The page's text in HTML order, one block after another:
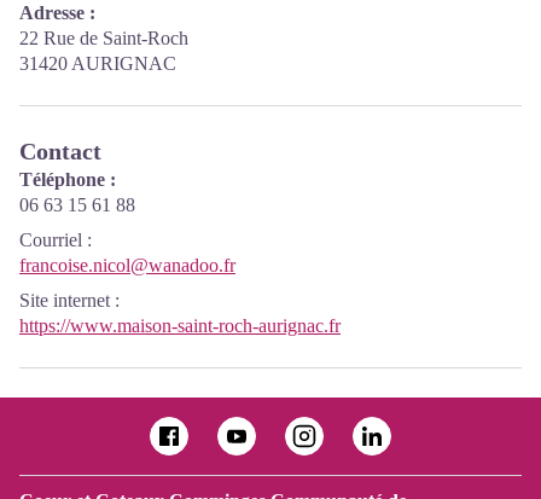
Adresse :
22 Rue de Saint-Roch
31420 AURIGNAC
Contact
Téléphone :
06 63 15 61 88
Courriel :
francoise.nicol@wanadoo.fr
Site internet:
https://www.maison-saint-roch-aurignac.fr